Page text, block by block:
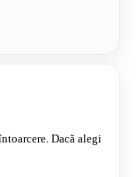
Dacă alegi